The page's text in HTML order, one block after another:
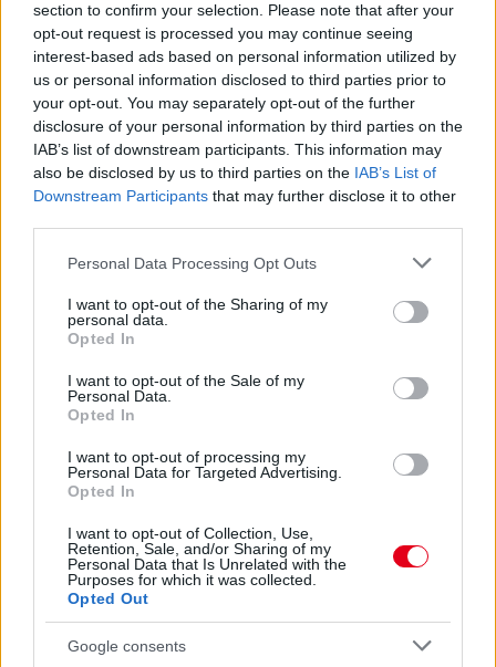
section to confirm your selection. Please note that after your
opt-out request is processed you may continue seeing
interest-based ads based on personal information utilized by
us or personal information disclosed to third parties prior to
your opt-out. You may separately opt-out of the further
disclosure of your personal information by third parties on the
IAB’s list of downstream participants. This information may
also be disclosed by us to third parties on the IAB’s List of
Downstream Participants that may further disclose it to other
Please note that this website/app uses one or more Google
not limited to your visit or usage behaviour. You may click to
grant or deny consent to Google and its third-party tags to
use your data for below specified purposes in below Google
consent section.
Personal Data Processing Opt Outs
I want to opt-out of the Sharing of my
personal data.
Opted In
I want to opt-out of the Sale of my
Personal Data.
Opted In
I want to opt-out of processing my
Personal Data for Targeted Advertising.
Opted In
I want to opt-out of Collection, Use,
Retention, Sale, and/or Sharing of my
Personal Data that Is Unrelated with the
Purposes for which it was collected.
Opted Out
Google consents
Óriási bevétel-visszaesést könyvelhetett el az F1 a